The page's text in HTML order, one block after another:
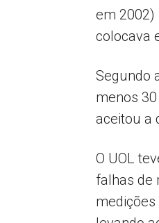
em 2002)
colocava
Segundo
menos
aceitou a
O UOL
falhas de